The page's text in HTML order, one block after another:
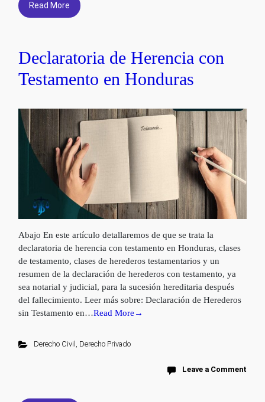
Read More
Declaratoria de Herencia con
Testamento en Honduras
Abajo En este artículo detallaremos de que se trata la
declaratoria de herencia con testamento en Honduras, clases
de testamento, clases de herederos testamentarios y un
resumen de la declaración de herederos con testamento, ya
sea notarial y judicial, para la sucesión hereditaria después
del fallecimiento. Leer más sobre: Declaración de Herederos
sin Testamento en…Read More→
Derecho Civil , Derecho Privado
Leave a Comment